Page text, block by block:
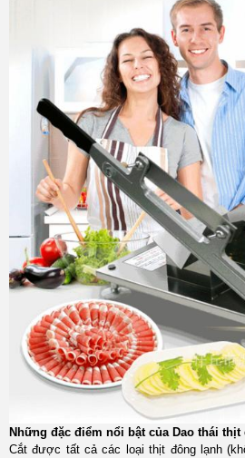
Những đặc điểm nổi bật của Dao thái thịt
Cắt được tất cả các loại thịt đông lạnh